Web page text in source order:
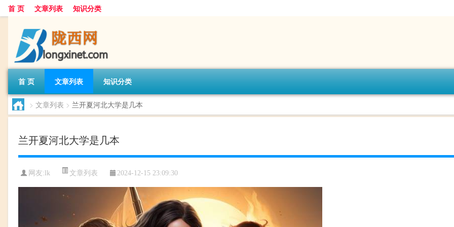
首 页 文章列表 知识分类
首 页 文章列表 知识分类
> 文章列表 > 兰开夏河北大学是几本
兰开夏河北大学是几本
网友: lk 文章列表 2024-12-15 23:09:30